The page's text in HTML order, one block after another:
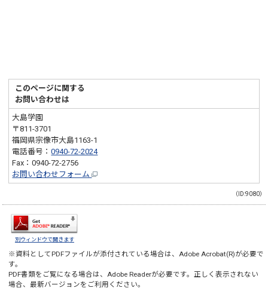
このページに関する
お問い合わせは
大島学園
〒811-3701
福岡県宗像市大島1163-1
電話番号：0940-72-2024
Fax：0940-72-2756
お問い合わせフォーム
（ID:9080）
別ウィンドウで開きます
※資料としてPDFファイルが添付されている場合は、 Adobe Acrobat(R)が必要で
す。
PDF書類をご覧になる場合は、 Adobe Readerが必要です。正しく表示されない
場合、最新バージョンをご利用ください。